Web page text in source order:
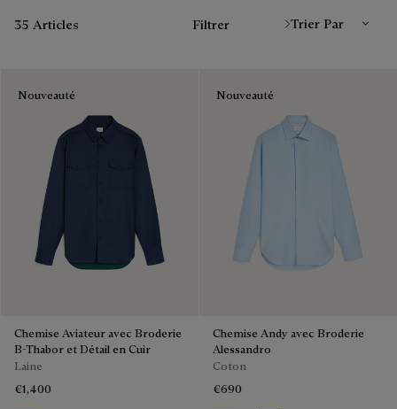
35 Articles Filtrer
Nouveauté
Chemise Aviateur avec Broderie
B-Thabor et Détail en Cuir
Laine
€1,400
Nouveauté
Chemise Andy avec Broderie
Alessandro
Coton
€690